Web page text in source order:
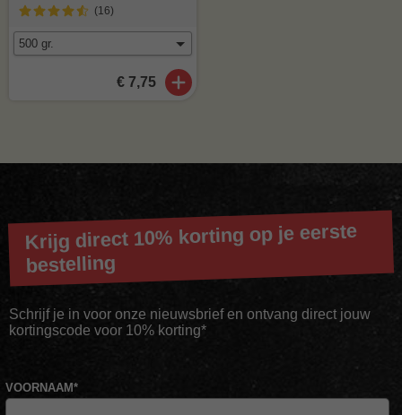
(16)
€ 7,75
Krijg direct 10% korting op je eerste
bestelling
Schrijf je in voor onze nieuwsbrief en ontvang direct jouw
kortingscode voor 10% korting*
VOORNAAM*